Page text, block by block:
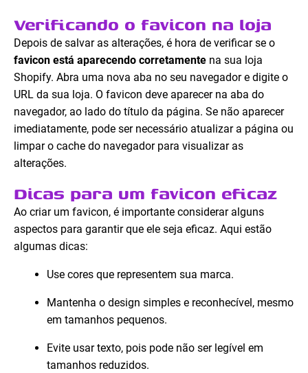
Verificando o favicon na loja
Depois de salvar as alterações, é hora de verificar se o
favicon está aparecendo corretamente na sua loja
Shopify. Abra uma nova aba no seu navegador e digite o
URL da sua loja. O favicon deve aparecer na aba do
navegador, ao lado do título da página. Se não aparecer
imediatamente, pode ser necessário atualizar a página ou
limpar o cache do navegador para visualizar as
alterações.
Dicas para um favicon eficaz
Ao criar um favicon, é importante considerar alguns
aspectos para garantir que ele seja eficaz. Aqui estão
algumas dicas:
Use cores que representem sua marca.
Mantenha o design simples e reconhecível, mesmo
em tamanhos pequenos.
Evite usar texto, pois pode não ser legível em
tamanhos reduzidos.